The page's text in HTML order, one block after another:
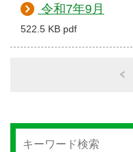
令和7年9月
522.5 KB pdf